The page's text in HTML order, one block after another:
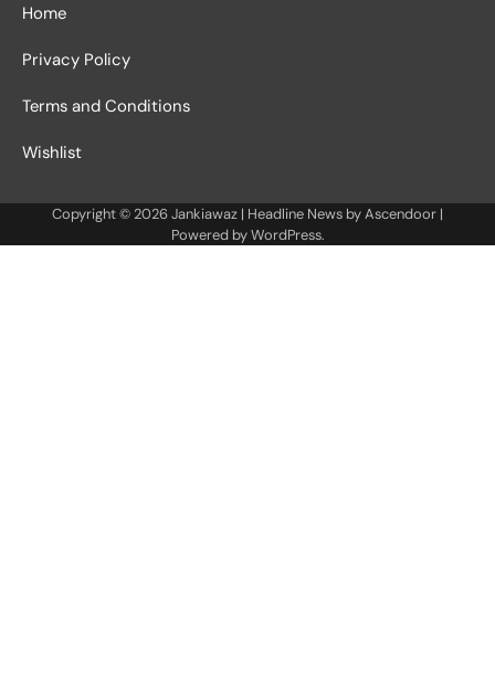
Home
Privacy Policy
Terms and Conditions
Wishlist
Copyright © 2026Jankiawaz | Headline News byAscendoor |
Powered byWordPress.